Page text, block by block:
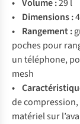
• Volume :29 l
• Dimensions :
• Rangement :
poches pour
un téléphone,
mesh
•
de
matériel sur